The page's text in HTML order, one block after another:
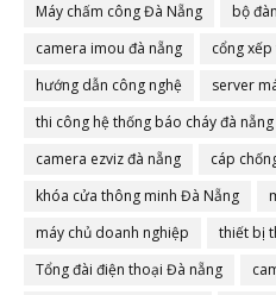
Máy chấm công Đà Nẵng
bộ
camera imou đà nẵng
cổng
hướng dẫn công nghệ
server
thi công hệ thống báo cháy đà nẵng
camera ezviz đà nẵng
cáp
khóa cửa thông minh Đà Nẵng
máy chủ doanh nghiệp
thiết bị
Tổng đài điện thoại Đà nẵng